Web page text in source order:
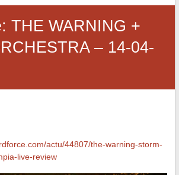
THE WARNING +
– 14-04-
actu/44807/the-warning-storm-
live-review